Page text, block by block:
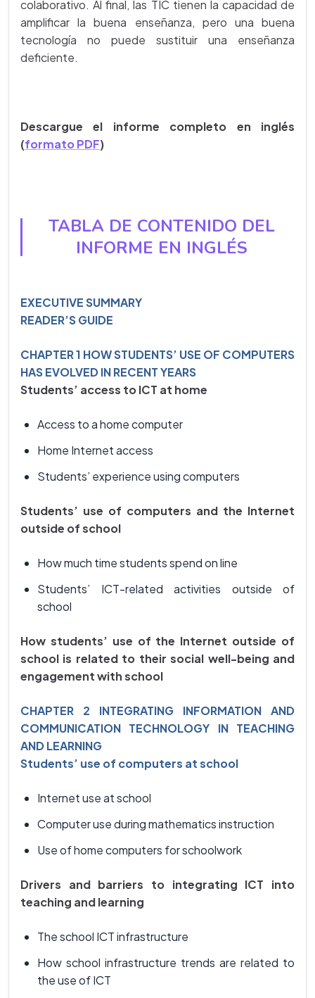
colaborativo. Al final, las TIC tienen la capacidad de
amplificar la buena enseñanza, pero una buena
tecnología no puede sustituir una enseñanza
deficiente.
Descargue el informe completo en inglés
(formato PDF)
TABLA DE CONTENIDO DEL
INFORME EN INGLÉS
EXECUTIVE SUMMARY
READER’S GUIDE
CHAPTER 1 HOW STUDENTS’ USE OF COMPUTERS
HAS EVOLVED IN RECENT YEARS
Students’ access to ICT at home
Access to a home computer
Home Internet access
Students’ experience using computers
Students’ use of computers and the Internet
outside of school
How much time students spend on line
Students’ ICT-related activities outside of
school
How students’ use of the Internet outside of
school is related to their social well-being and
engagement with school
CHAPTER 2 INTEGRATING INFORMATION AND
COMMUNICATION TECHNOLOGY IN TEACHING
AND LEARNING
Students’ use of computers at school
Internet use at school
Computer use during mathematics instruction
Use of home computers for schoolwork
Drivers and barriers to integrating ICT into
teaching and learning
The school ICT infrastructure
How school infrastructure trends are related to
the use of ICT